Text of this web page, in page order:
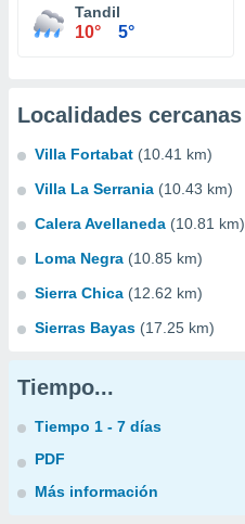
Tandil
10° 5°
Localidades cercanas
Villa Fortabat (10.41 km)
Villa La Serrania (10.43 km)
Calera Avellaneda (10.81 km)
Loma Negra (10.85 km)
Sierra Chica (12.62 km)
Sierras Bayas (17.25 km)
Tiempo...
Tiempo 1 - 7 días
PDF
Más información